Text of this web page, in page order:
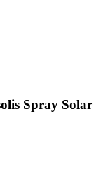
Spray Solar